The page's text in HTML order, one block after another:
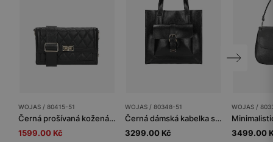
WOJAS / 80415-51
Černá prošívaná kožená kabelka
1599.00 Kč
WOJAS / 80348-51
Černá dámská kabelka s vnější kapsou
3299.00 Kč
WOJAS /
3499.00